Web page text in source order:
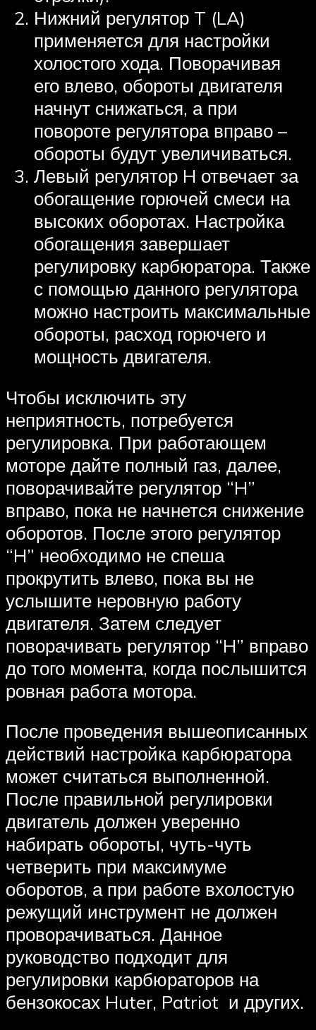
Нижний регулятор T (LA)
применяется для настройки
холостого хода. Поворачивая
его влево, обороты двигателя
начнут снижаться, а при
повороте регулятора вправо –
обороты будут увеличиваться.
Левый регулятор H отвечает за
обогащение горючей смеси на
высоких оборотах. Настройка
обогащения завершает
регулировку карбюратора. Также
с помощью данного регулятора
можно настроить максимальные
обороты, расход горючего и
мощность двигателя.
Чтобы исключить эту
неприятность, потребуется
регулировка. При работающем
моторе дайте полный газ, далее,
поворачивайте регулятор “H”
вправо, пока не начнется снижение
оборотов. После этого регулятор
“H” необходимо не спеша
прокрутить влево, пока вы не
услышите неровную работу
двигателя. Затем следует
поворачивать регулятор “H” вправо
до того момента, когда послышится
ровная работа мотора.
После проведения вышеописанных
действий настройка карбюратора
может считаться выполненной.
После правильной регулировки
двигатель должен уверенно
набирать обороты, чуть-чуть
четверить при максимуме
оборотов, а при работе вхолостую
режущий инструмент не должен
проворачиваться. Данное
руководство подходит для
регулировки карбюраторов на
бензокосах Huter, Patriot и других.